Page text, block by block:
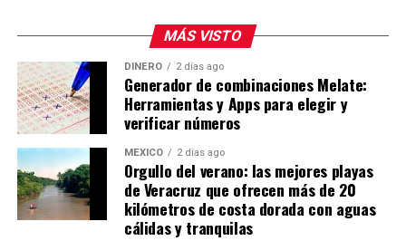
MÁS VISTO
DINERO 2 días ago
Generador de combinaciones Melate:
Herramientas y Apps para elegir y
verificar números
MÉXICO 2 días ago
Orgullo del verano: las mejores playas
de Veracruz que ofrecen más de 20
kilómetros de costa dorada con aguas
cálidas y tranquilas